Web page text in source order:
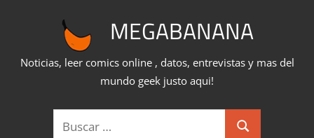
MEGABANANA
Noticias, leer comics online , datos, entrevistas y mas del
mundo geek justo aqui!
Buscar: